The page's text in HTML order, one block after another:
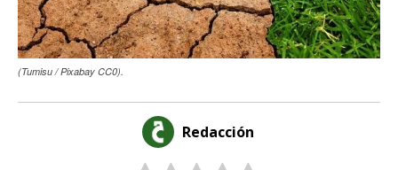
(Tumisu / Pixabay CC0).
Redacción